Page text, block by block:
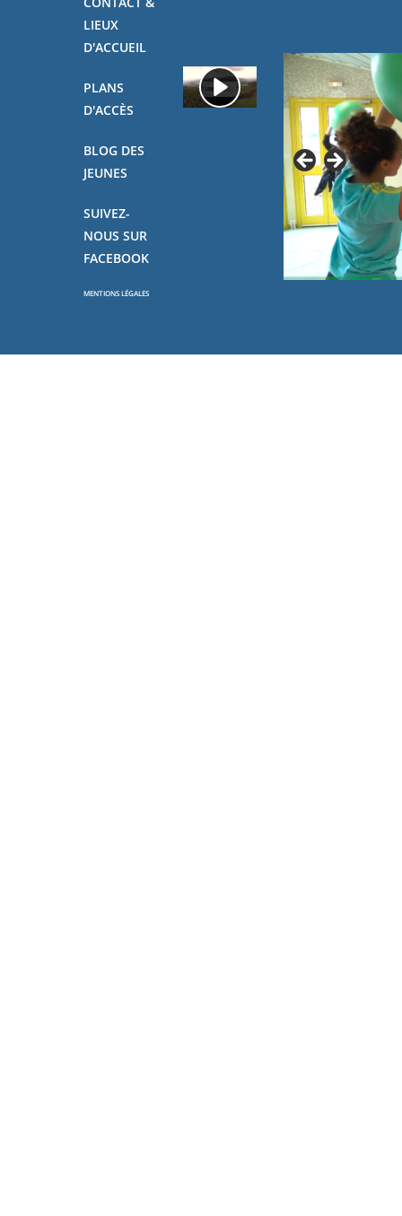
LIEUX
D'ACCUEIL
PLANS
D'ACCÈS
BLOG DES
JEUNES
SUIVEZ-
NOUS SUR
FACEBOOK
MENTIONS LÉGALES